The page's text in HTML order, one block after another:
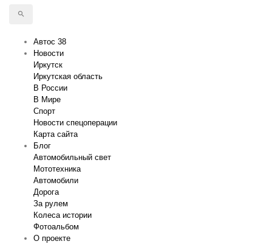
Автос 38
Новости
Иркутск
Иркутская область
В России
В Мире
Спорт
Новости спецоперации
Карта сайта
Блог
Автомобильный свет
Мототехника
Автомобили
Дорога
За рулем
Колеса истории
Фотоальбом
О проекте